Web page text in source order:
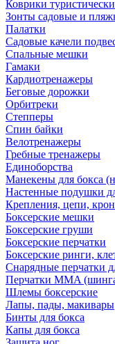
Коврики
Зонты садовые и
Палатки
Садовые качели
Спальные мешки
Гамаки
Кардиотренажеры
Беговые дорожки
Орбитреки
Степперы
Спин байки
Велотренажеры
Гребные тренажеры
Единоборства
Манекены для бокса
Настенные подушки
Крепления, цепи,
Боксерские мешки
Боксерские груши
Боксерские перчатки
Боксерские ринги,
Снарядные перчатки
Перчатки MMA
Шлемы боксерские
Лапы, пады, макивары
Бинты для бокса
Капы для бокса